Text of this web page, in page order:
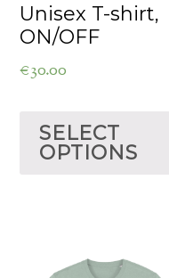
Unisex T-shirt,
ON/OFF
€30.00
SELECT
OPTIONS